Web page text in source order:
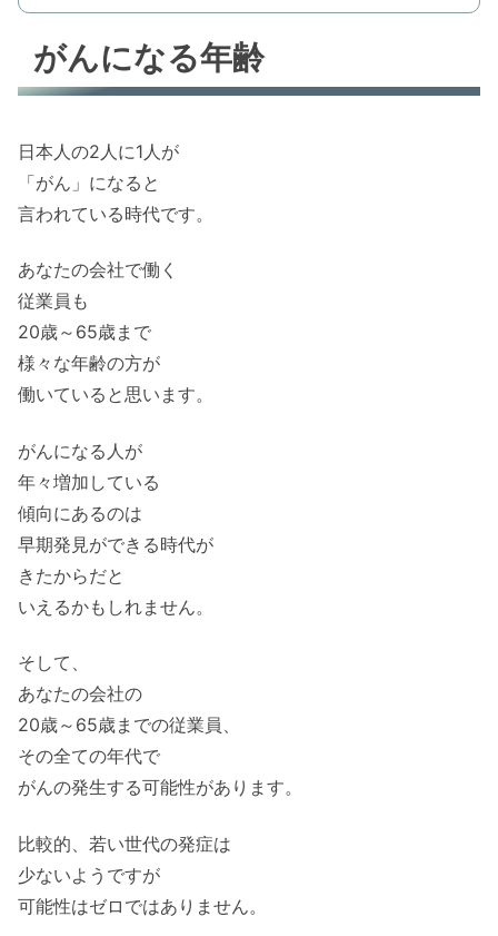
がんになる年齢
日本人の2人に1人が
「がん」になると
言われている時代です。
あなたの会社で働く
従業員も
20歳～65歳まで
様々な年齢の方が
働いていると思います。
がんになる人が
年々増加している
傾向にあるのは
早期発見ができる時代が
きたからだと
いえるかもしれません。
そして、
あなたの会社の
20歳～65歳までの従業員、
その全ての年代で
がんの発生する可能性があります。
比較的、若い世代の発症は
少ないようですが
可能性はゼロではありません。